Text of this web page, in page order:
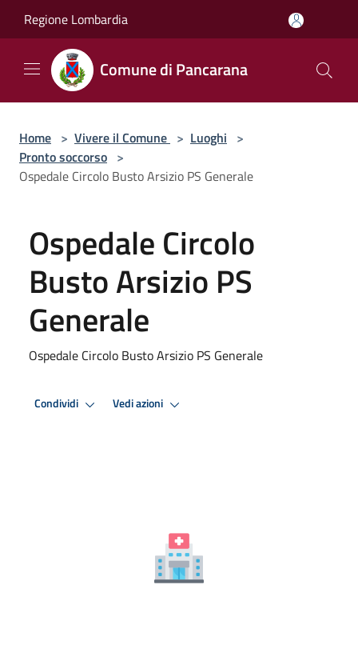
Regione Lombardia
Comune di Pancarana
Home > Vivere il Comune > Luoghi >
Pronto soccorso >
Ospedale Circolo Busto Arsizio PS Generale
Ospedale Circolo
Busto Arsizio PS
Generale
Ospedale Circolo Busto Arsizio PS Generale
Condividi Vedi azioni